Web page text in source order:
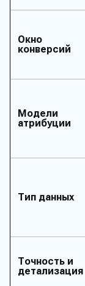
Окно
конверсий
Модели
атрибуции
Тип данных
Точность и
детализация